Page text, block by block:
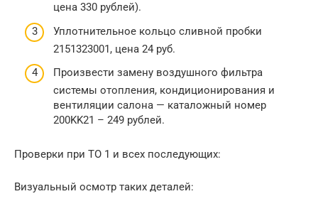
цена 330 рублей).
Уплотнительное кольцо сливной пробки
2151323001, цена 24 руб.
Произвести замену воздушного фильтра
системы отопления, кондиционирования и
вентиляции салона — каталожный номер
200KK21 – 249 рублей.
Проверки при ТО 1 и всех последующих:
Визуальный осмотр таких деталей: